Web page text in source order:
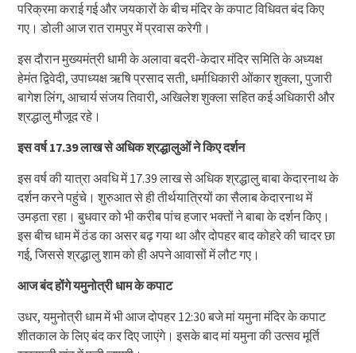
परिक्रमा कराई गई और जयकारों के बीच मंदिर के कपाट विधिवत बंद किए
गए। डोली आज रात रामपुर में प्रवास करेगी।
​इस दौरान मुख्यमंत्री धामी के अलावा बदरी-केदार मंदिर समिति के अध्यक्ष
हेमंत द्विवेदी, उपाध्यक्ष ऋषि प्रसाद सती, धर्माधिकारी ओंकार शुक्ला, पुजारी
बागेश लिंग, आचार्य संजय तिवारी, अखिलेश शुक्ला सहित कई अधिकारी और
श्रद्धालु मौजूद रहे।
इस वर्ष17.39लाख से अधिक श्रद्धालुओं ने किए दर्शन
​इस वर्ष की यात्रा अवधि में 17.39 लाख से अधिक श्रद्धालु बाबा केदारनाथ के
दर्शन करने पहुंचे। शुरुआत से ही तीर्थयात्रियों का सैलाब केदारनाथ में
उमड़ता रहा। बुधवार को भी करीब पांच हजार भक्तों ने बाबा के दर्शन किए।
इस बीच धाम में ठंड का असर बढ़ गया था और दोपहर बाद कोहरे की चादर छा
गई, जिससे श्रद्धालु शाम को ही अपने आवासों में लौट गए।
आज बंद होंगे यमुनोत्री धाम के कपाट
उधर, यमुनोत्री धाम में भी आज दोपहर 12:30 बजे मां यमुना मंदिर के कपाट
शीतकाल के लिए बंद कर दिए जाएंगे। इसके बाद मां यमुना की उत्सव मूर्ति